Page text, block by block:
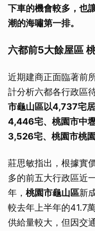
下車的機會較多，也
潮的海嘯第一排。
六都前5大餘屋區
近期建商正面臨著前
計分析六都各行政區
市龜山區以4,737宅
4,446宅、桃園市中
3,526宅、桃園市桃
莊思敏指出，根據實
多的前五大行政區近
年， 桃園市龜山區新
較去年上半年的41.7
供給量較大，但因交